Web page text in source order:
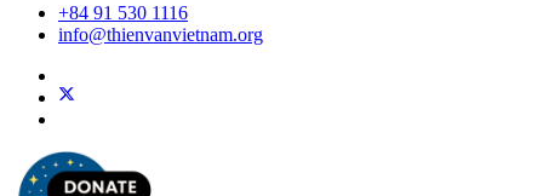
+84 91 530 1116
info@thienvanvietnam.org